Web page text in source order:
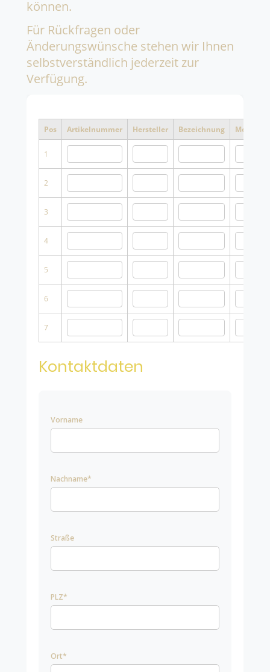
können.
Für Rückfragen oder
Änderungswünsche stehen wir Ihnen
selbstverständlich jederzeit zur
Verfügung.
Pos Artikelnummer Hersteller Bezeichnung Menge
1
2
3
4
5
6
7
Kontaktdaten
Vorname
Nachname*
Straße
PLZ*
Ort*